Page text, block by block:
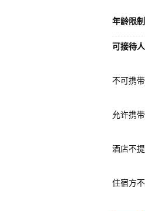
年龄限制
可接待
不可携
允许携
酒店不
住宿方